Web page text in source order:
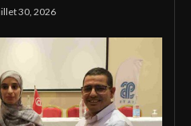
30, 2026